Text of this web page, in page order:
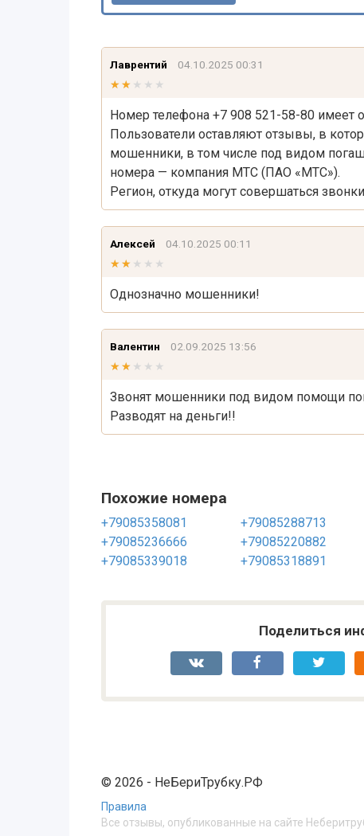
Лаврентий 04.10.2025 00:31
★★★★★
★★★★★
Номер телефона +7 908 521-58-80 имеет
Пользователи оставляют отзывы, в
мошенники, в том числе под видом
номера — компания МТС (ПАО «МТС»).
Регион, откуда могут совершаться
Алексей
04.10.2025 00:11
★★★★★
★★★★★
Однозначно мошенники!
Валентин 02.09.2025 13:56
★★★★★
★★★★★
Звонят мошенники под видом помощи
Разводят на деньги!!
Похожие номера
+79085358081 +79085288713
+79085236666
+79085220882
+79085339018
+79085318891
Поделиться
© 2026 - НеБериТрубку.РФ
Правила
Все отзывы, опубликованные на сайте